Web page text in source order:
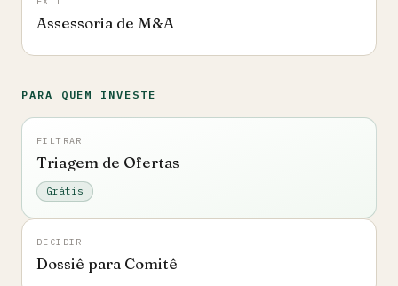
Assessoria de M&A
PARA QUEM INVESTE
FILTRAR
Triagem de Ofertas
Grátis
DECIDIR
Dossiê para Comitê